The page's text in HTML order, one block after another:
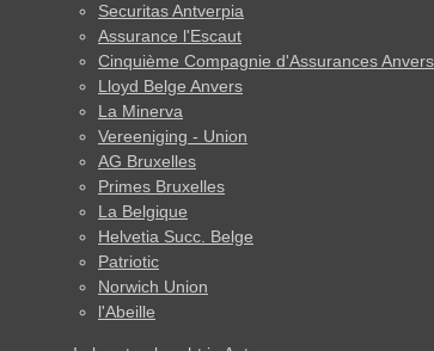
Securitas Antverpia
Assurance l'Escaut
Cinquième Compagnie d'Assurances Anvers
Lloyd Belge Anvers
La Minerva
Vereeniging - Union
AG Bruxelles
Primes Bruxelles
La Belgique
Helvetia Succ. Belge
Patriotic
Norwich Union
l'Abeille